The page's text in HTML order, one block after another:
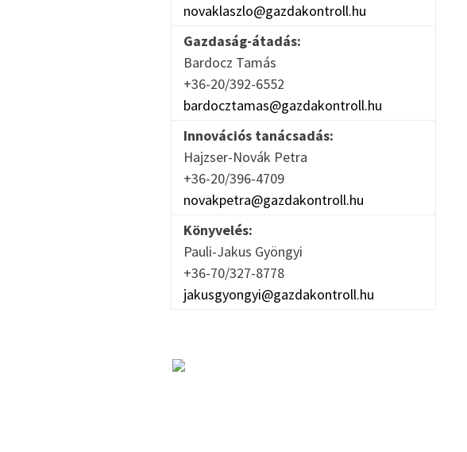
novaklaszlo@gazdakontroll.hu
Gazdaság-átadás:
Bardocz Tamás
+36-20/392-6552
bardocztamas@gazdakontroll.hu
Innovációs tanácsadás:
Hajzser-Novák Petra
+36-20/396-4709
novakpetra@gazdakontroll.hu
Könyvelés:
Pauli-Jakus Gyöngyi
+36-70/327-8778
jakusgyongyi@gazdakontroll.hu